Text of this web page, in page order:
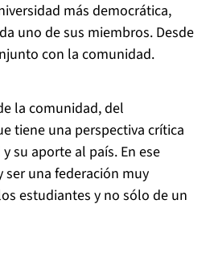
más democrática,
uno de sus miembros. Desde
con la comunidad.
la comunidad, del
tiene una perspectiva crítica
su aporte al país. En ese
una federación muy
estudiantes y no sólo de un